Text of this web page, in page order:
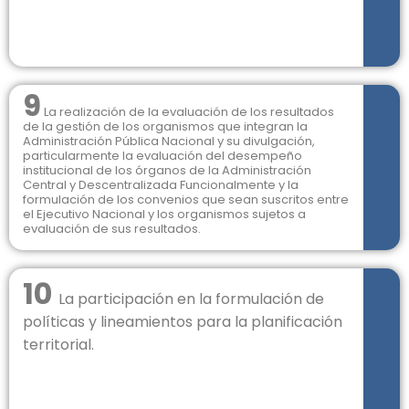
9 La realización de la evaluación de los resultados
de la gestión de los organismos que integran la
Administración Pública Nacional y su divulgación,
particularmente la evaluación del desempeño
institucional de los órganos de la Administración
Central y Descentralizada Funcionalmente y la
formulación de los convenios que sean suscritos entre
el Ejecutivo Nacional y los organismos sujetos a
evaluación de sus resultados.
10 La participación en la formulación de
políticas y lineamientos para la planificación
territorial.